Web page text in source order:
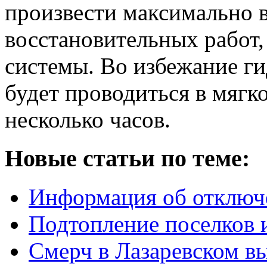
произвести
восстановительных
системы. Во избежание
будет проводиться в
несколько часов.
Новые статьи по теме:
Информация об
Подтопление поселков
Смерч в Лазаревском